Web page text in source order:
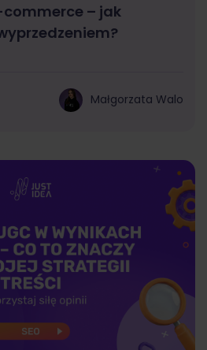
commerce – jak
Małgorzata Walo